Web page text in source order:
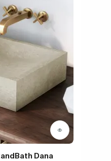
Dana